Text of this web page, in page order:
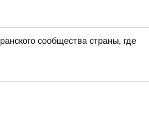
сообщества страны, где